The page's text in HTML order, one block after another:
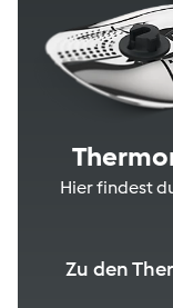
Hier findest
Zu den